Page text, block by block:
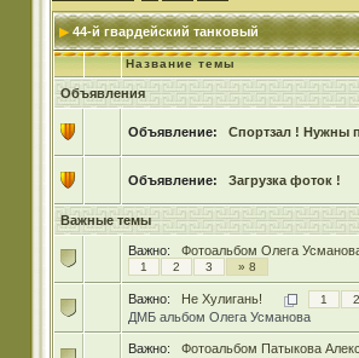
44-й гвардейский танковый
Название темы
Объявления
Объявление: Спортзал ! Нужны
Объявление: Загрузка фоток !
Важные темы
Важно: Фотоальбом Олега
1 2 3 » 8
Важно: Не Хулигань! 1 2
ДМБ альбом Олега Усманова
Важно: Фотоальбом Патыкова